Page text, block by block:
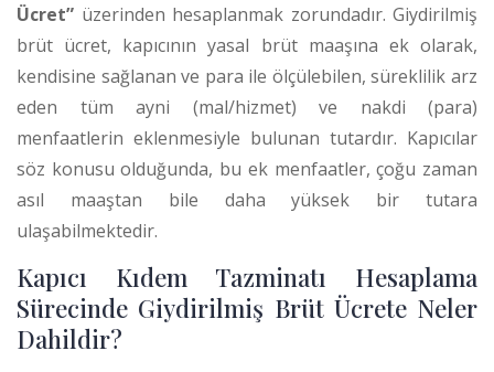
Ücret” üzerinden hesaplanmak zorundadır. Giydirilmiş
brüt ücret, kapıcının yasal brüt maaşına ek olarak,
kendisine sağlanan ve para ile ölçülebilen, süreklilik arz
eden tüm ayni (mal/hizmet) ve nakdi (para)
menfaatlerin eklenmesiyle bulunan tutardır. Kapıcılar
söz konusu olduğunda, bu ek menfaatler, çoğu zaman
asıl maaştan bile daha yüksek bir tutara
ulaşabilmektedir.
Kapıcı Kıdem Tazminatı Hesaplama
Sürecinde Giydirilmiş Brüt Ücrete Neler
Dahildir?